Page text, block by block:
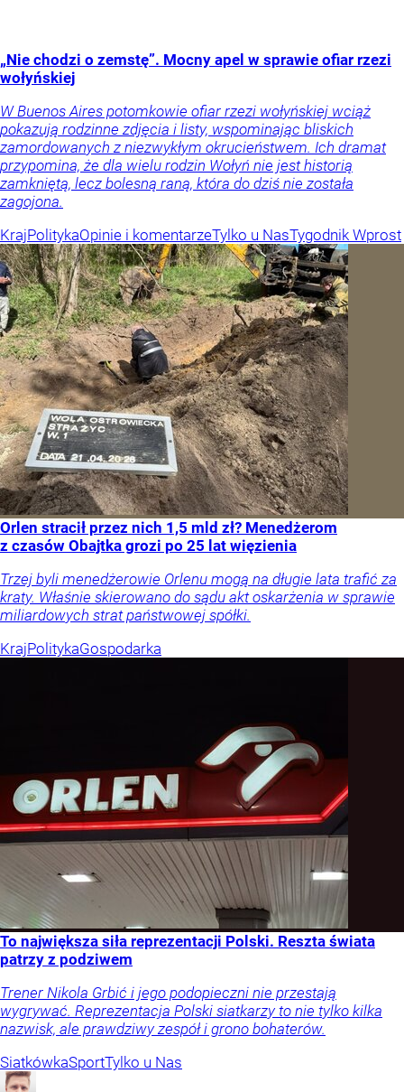
„Nie chodzi o zemstę”. Mocny apel w sprawie ofiar rzezi
wołyńskiej
W Buenos Aires potomkowie ofiar rzezi wołyńskiej wciąż
pokazują rodzinne zdjęcia i listy, wspominając bliskich
zamordowanych z niezwykłym okrucieństwem. Ich dramat
przypomina, że dla wielu rodzin Wołyń nie jest historią
zamkniętą, lecz bolesną raną, która do dziś nie została
zagojona.
KrajPolitykaOpinie i komentarzeTylko u NasTygodnik Wprost
Orlen stracił przez nich 1,5 mld zł? Menedżerom
z czasów Obajtka grozi po 25 lat więzienia
Trzej byli menedżerowie Orlenu mogą na długie lata trafić za
kraty. Właśnie skierowano do sądu akt oskarżenia w sprawie
miliardowych strat państwowej spółki.
KrajPolitykaGospodarka
To największa siła reprezentacji Polski. Reszta świata
patrzy z podziwem
Trener Nikola Grbić i jego podopieczni nie przestają
wygrywać. Reprezentacja Polski siatkarzy to nie tylko kilka
nazwisk, ale prawdziwy zespół i grono bohaterów.
SiatkówkaSportTylko u Nas